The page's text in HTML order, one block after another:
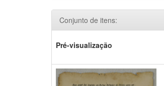
Conjunto de itens:
Pré-visualização